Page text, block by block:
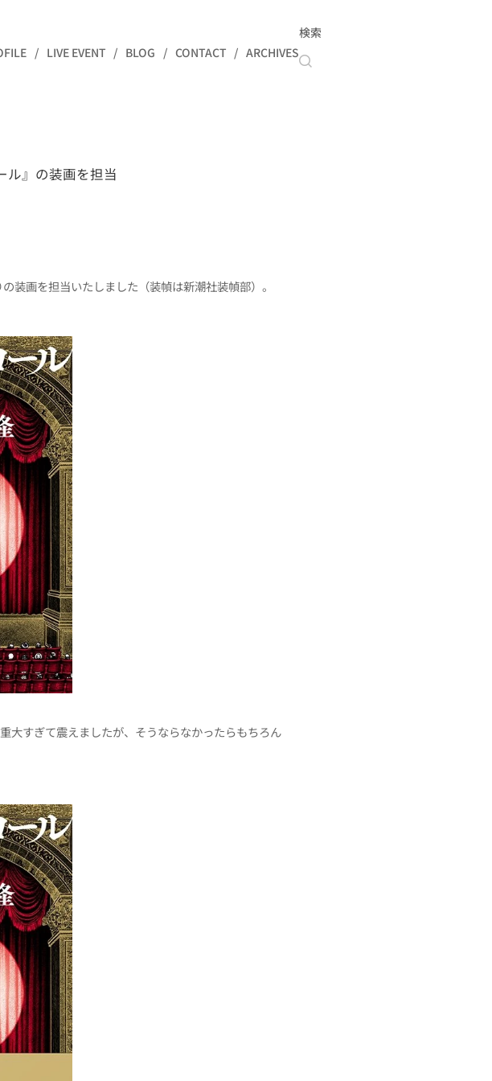
LIVE EVENT BLOG CONTACT ARCHIVES
検索
ル』の装画を担当
装画を担当いたしました（装幀は新潮社装幀部）。
大すぎて震えましたが、そうならなかったらもちろん